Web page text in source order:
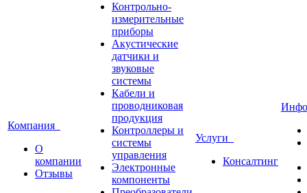
Компания
О
компании
Отзывы
Контрольно-
измерительные
приборы
Акустические
датчики и
звуковые
системы
Кабели и
проводниковая
продукция
Контроллеры и
системы
управления
Электронные
компоненты
Услуги
Консалтинг